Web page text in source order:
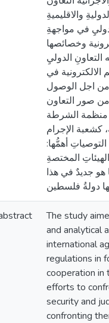
والاقليميةِ
في مواجهةِ
وخصائصها
الدوليِ
الالكترونية في
من اجل الوصول
من صور التعاون
منظمة الشرطة
كشعبة الإجرام
أهمُّها:
المختصةِ
هو جديدٌ في هذا
The study
and analytical
international
regulations in
cooperation in
efforts to
security and
confronting